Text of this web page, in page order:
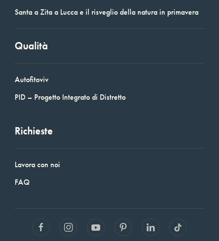
Santa a Zita a Lucca e il risveglio della natura in primavera
Qualità
Autofitoviv
PID – Progetto Integrato di Distretto
Richieste
Lavora con noi
FAQ